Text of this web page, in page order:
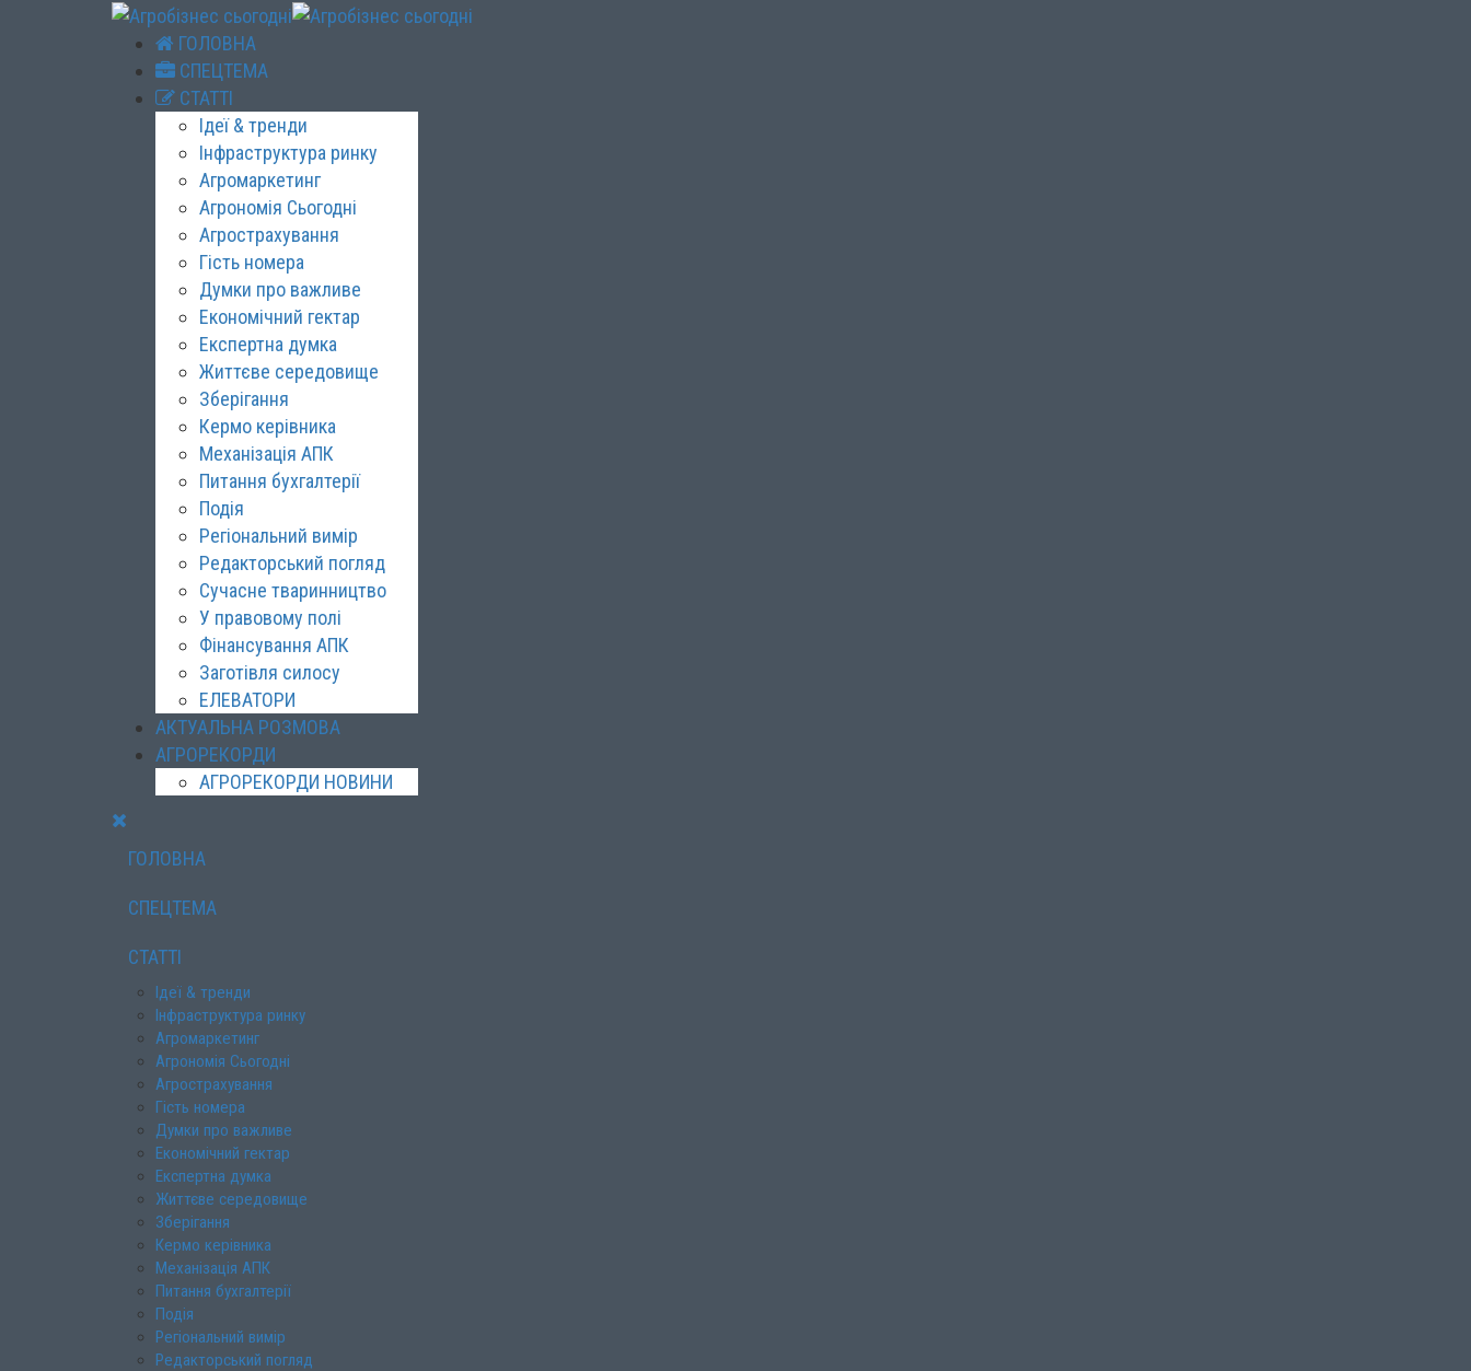
ГОЛОВНА
СПЕЦТЕМА
СТАТТІ
Ідеї & тренди
Інфраструктура ринку
Агромаркетинг
Агрономія Сьогодні
Агрострахування
Гість номера
Думки про важливе
Економічний гектар
Експертна думка
Життєве середовище
Зберігання
Кермо керівника
Механізація АПК
Питання бухгалтерії
Подія
Регіональний вимір
Редакторський погляд
Сучасне тваринництво
У правовому полі
Фінансування АПК
Заготівля силосу
ЕЛЕВАТОРИ
АКТУАЛЬНА РОЗМОВА
АГРОРЕКОРДИ
АГРОРЕКОРДИ НОВИНИ
ГОЛОВНА
СПЕЦТЕМА
СТАТТІ
Ідеї & тренди
Інфраструктура ринку
Агромаркетинг
Агрономія Сьогодні
Агрострахування
Гість номера
Думки про важливе
Економічний гектар
Експертна думка
Життєве середовище
Зберігання
Кермо керівника
Механізація АПК
Питання бухгалтерії
Подія
Регіональний вимір
Редакторський погляд